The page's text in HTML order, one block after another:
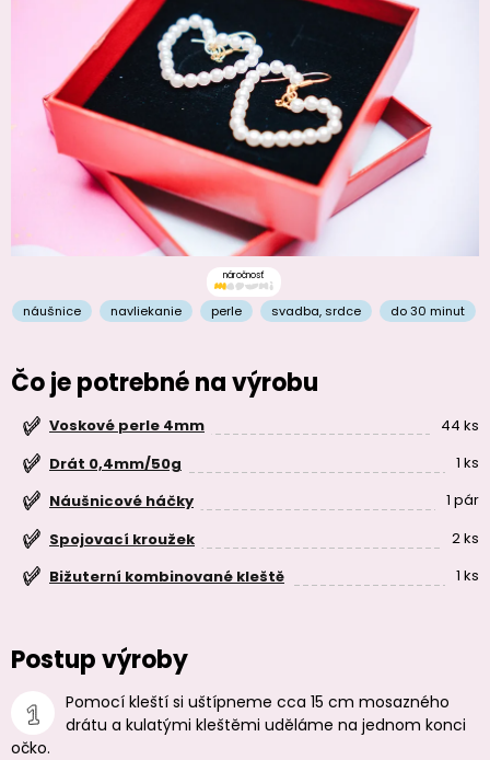
náročnosť
náušnice navliekanie perle svadba, srdce do 30 minut
Čo je potrebné na výrobu
Voskové perle 4mm
44 ks
Drát 0,4mm/50g
1 ks
Náušnicové háčky
1 pár
Spojovací kroužek
2 ks
Bižuterní kombinované kleště
1 ks
Postup výroby
Pomocí kleští si uštípneme cca 15 cm mosazného
drátu a kulatými kleštěmi uděláme na jednom konci
očko.